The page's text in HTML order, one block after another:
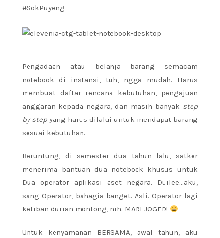
#SokPuyeng
Pengadaan atau belanja barang semacam
notebook di instansi, tuh, ngga mudah. Harus
membuat daftar rencana kebutuhan, pengajuan
anggaran kepada negara, dan masih banyak step
by step yang harus dilalui untuk mendapat barang
sesuai kebutuhan.
Beruntung, di semester dua tahun lalu, satker
menerima bantuan dua notebook khusus untuk
Dua operator aplikasi aset negara. Duilee…aku,
sang Operator, bahagia banget. Asli. Operator lagi
ketiban durian montong, nih. MARI JOGED!
Untuk kenyamanan BERSAMA, awal tahun, aku